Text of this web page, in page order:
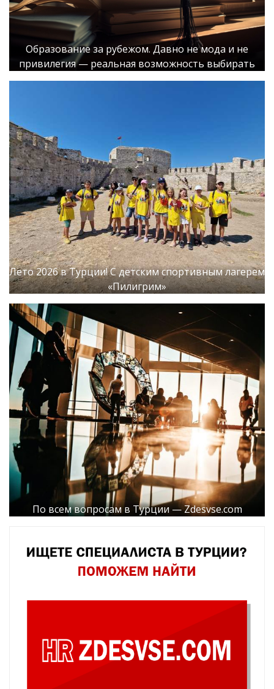
Образование за рубежом. Давно не мода и не
привилегия — реальная возможность выбирать
Лето 2026 в Турции! С детским спортивным лагерем
«Пилигрим»
По всем вопросам в Турции — Zdesvse.com